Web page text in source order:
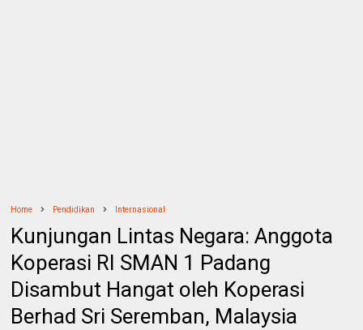
Home Pendidikan Internasional
Kunjungan Lintas Negara: Anggota
Koperasi RI SMAN 1 Padang
Disambut Hangat oleh Koperasi
Berhad Sri Seremban, Malaysia